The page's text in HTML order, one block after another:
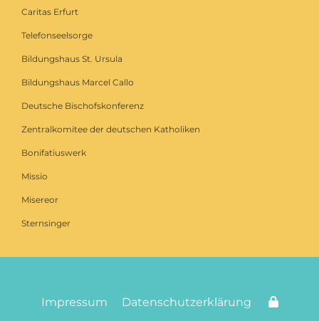
Caritas Erfurt
Telefonseelsorge
Bildungshaus St. Ursula
Bildungshaus Marcel Callo
Deutsche Bischofskonferenz
Zentralkomitee der deutschen Katholiken
Bonifatiuswerk
Missio
Misereor
Sternsinger
Impressum Datenschutzerklärung